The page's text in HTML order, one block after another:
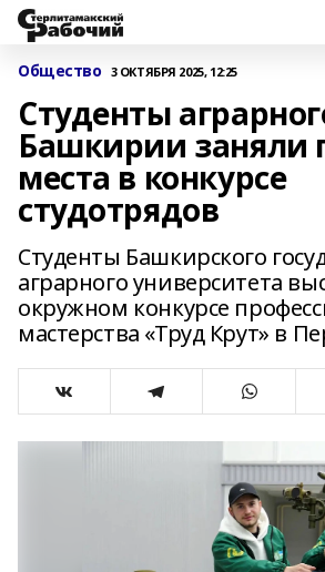
Общество 3 ОКТЯБРЯ 2025, 12:25
Студенты
Башкирии заняли
места в конкурсе
студотрядов
Студенты Башкирского
аграрного университета
окружном конкурсе
мастерства «Труд Крут» в